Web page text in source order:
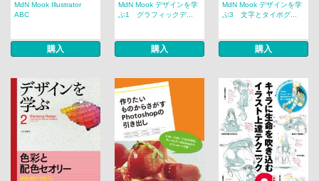
MdN Mook Illustrator
ABC
購入
MdN Mook デザインを学
ぶ1 グラフィックデ...
購入
MdN Mook デザインを学
ぶ3 文字とタイポグ...
購入